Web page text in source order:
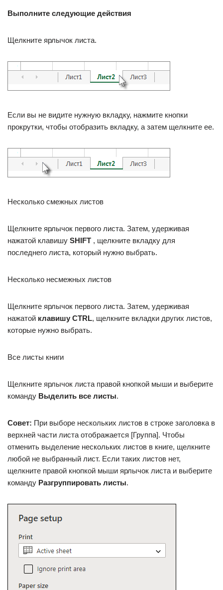
Выполните следующие действия
Щелкните ярлычок листа.
Если вы не видите нужную вкладку, нажмите кнопки
прокрутки, чтобы отобразить вкладку, а затем щелкните ее.
Несколько смежных листов
Щелкните ярлычок первого листа. Затем, удерживая
нажатой клавишу SHIFT , щелкните вкладку для
последнего листа, который нужно выбрать.
Несколько несмежных листов
Щелкните ярлычок первого листа. Затем, удерживая
нажатой клавишу CTRL, щелкните вкладки других листов,
которые нужно выбрать.
Все листы книги
Щелкните ярлычок листа правой кнопкой мыши и выберите
команду Выделить все листы.
Совет: При выборе нескольких листов в строке заголовка в
верхней части листа отображается [Группа]. Чтобы
отменить выделение нескольких листов в книге, щелкните
любой не выбранный лист. Если таких листов нет,
щелкните правой кнопкой мыши ярлычок листа и выберите
команду Разгруппировать листы.